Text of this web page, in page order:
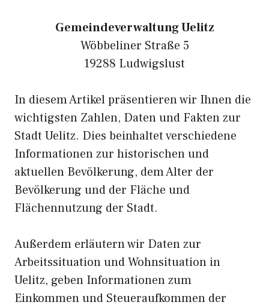
Gemeindeverwaltung Uelitz
Wöbbeliner Straße 5
19288 Ludwigslust
In diesem Artikel präsentieren wir Ihnen die
wichtigsten Zahlen, Daten und Fakten zur
Stadt Uelitz. Dies beinhaltet verschiedene
Informationen zur historischen und
aktuellen Bevölkerung, dem Alter der
Bevölkerung und der Fläche und
Flächennutzung der Stadt.
Außerdem erläutern wir Daten zur
Arbeitssituation und Wohnsituation in
Uelitz, geben Informationen zum
Einkommen und Steueraufkommen der